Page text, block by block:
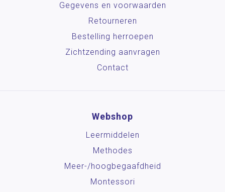
Gegevens en voorwaarden
Retourneren
Bestelling herroepen
Zichtzending aanvragen
Contact
Webshop
Leermiddelen
Methodes
Meer-/hoog­begaafdheid
Montessori